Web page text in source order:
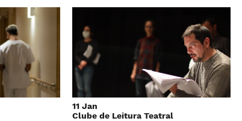
11 Jan
Clube de Leitura Teatral